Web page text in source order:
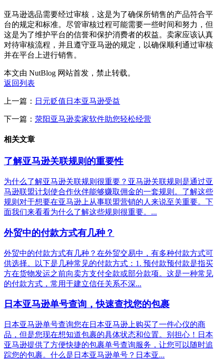
亚马逊选品需要经过审核，这是为了确保所销售的产品符合平
台的规定和标准。尽管审核过程可能需要一些时间和努力，但
这是为了维护平台的信誉和保护消费者的权益。卖家应该认真
对待审核流程，并且遵守亚马逊的规定，以确保顺利通过审核
并在平台上进行销售。
本文由 NutBlog 网站首发，禁止转载。
返回列表
上一篇： 日元贬值日本亚马逊受益
下一篇： 荥阳亚马逊卖家软件助您轻松经营
相关文章
了解亚马逊关联规则的重要性
为什么了解亚马逊关联规则很重要？亚马逊关联规则是通过亚
马逊联盟计划使合作伙伴能够赚取佣金的一套规则。了解这些
规则对于想要在亚马逊上从事联盟营销的人来说至关重要。下
面我们来看看为什么了解这些规则很重要。...
外贸中的付款方式有几种？
外贸中的付款方式有几种？在外贸交易中，有多种付款方式可
供选择。以下是几种常见的付款方式：1. 预付款预付款是指买
方在货物发运之前向卖方支付全款或部分款项。这是一种常见
的付款方式，常用于建立信任关系不深...
日本亚马逊单号查询，快速查找您的包裹
日本亚马逊单号查询您在日本亚马逊上购买了一件心仪的商
品，但是您现在想知道包裹的具体状态和位置。别担心！日本
亚马逊提供了方便快捷的包裹单号查询服务，让您可以随时追
踪您的包裹。什么是日本亚马逊单号？日本亚...